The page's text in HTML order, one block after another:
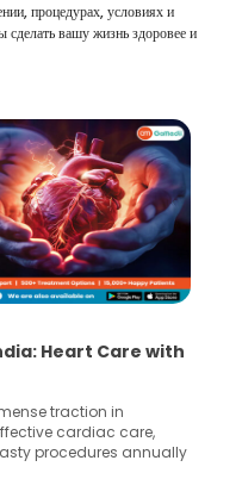
процедурах, условиях и
сделать вашу жизнь здоровее и
Human Sperm
are critical steps
like In Vitro
(IUI). These
their dream of